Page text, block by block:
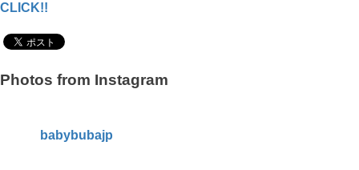
CLICK!!
Photos from Instagram
babybubajp